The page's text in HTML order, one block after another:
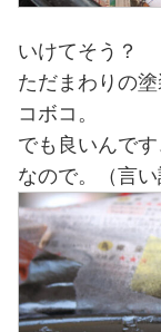
いけてそう？
ただまわりの
コボコ。
でも良いんで
なので。（言い